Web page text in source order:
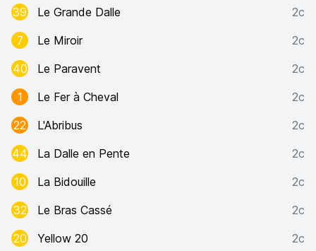
39
Le Grande Dalle
2c
7
Le Miroir
2c
40
Le Paravent
2c
1
Le Fer à Cheval
2c
22
L'Abribus
2c
44
La Dalle en Pente
2c
10
La Bidouille
2c
32
Le Bras Cassé
2c
20
Yellow 20
2c